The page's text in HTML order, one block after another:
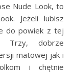
Nude Look, to
Jeżeli lubisz
do powiek z tej
Trzy, dobrze
matowej jak i
i chętnie